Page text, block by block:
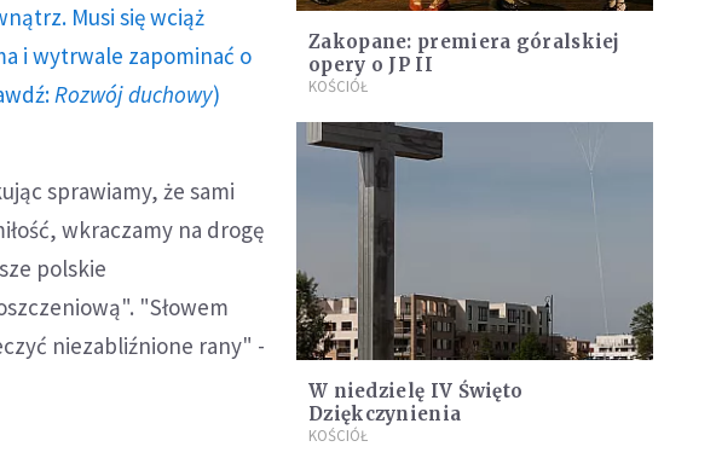
Musi się wciąż
i wytrwale zapominać o
Rozwój duchowy)
sprawiamy, że sami
wkraczamy na drogę
polskie
"Słowem
niezabliźnione rany" -
Zakopane: premiera góralskiej
opery o JP II
KOŚCIÓŁ
W niedzielę IV Święto
Dziękczynienia
KOŚCIÓŁ